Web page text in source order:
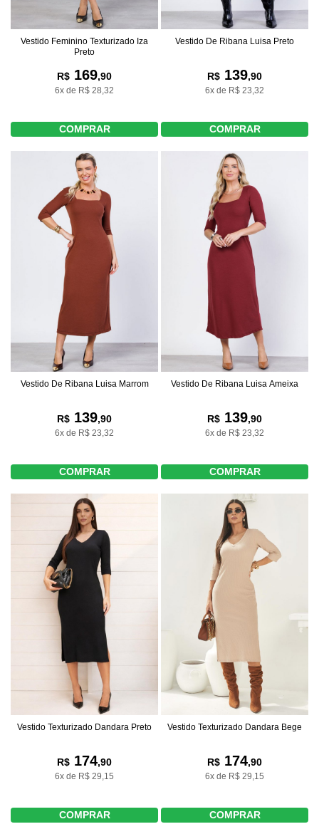
Vestido Feminino Texturizado Iza
Preto
R$ 169,90
6x de R$ 28,32
COMPRAR
Vestido De Ribana Luisa Preto
R$ 139,90
6x de R$ 23,32
COMPRAR
Vestido De Ribana Luisa Marrom
R$ 139,90
6x de R$ 23,32
COMPRAR
Vestido De Ribana Luisa Ameixa
R$ 139,90
6x de R$ 23,32
COMPRAR
Vestido Texturizado Dandara Preto
R$ 174,90
6x de R$ 29,15
COMPRAR
Vestido Texturizado Dandara Bege
R$ 174,90
6x de R$ 29,15
COMPRAR